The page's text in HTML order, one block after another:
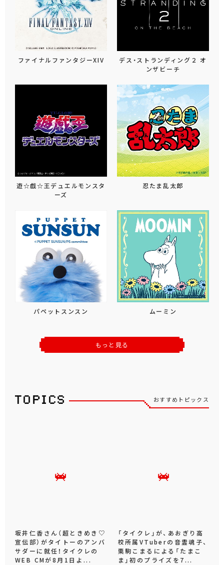
ファイナルファンタジーXIV
デス・ストランディング２ オ
ンザビーチ
遊☆戯☆王デュエルモンスタ
ーズ
忍たま乱太郎
パペットスンスン ムーミン
もっと見る
おすすめトピックス
坂井仁香さん（超ときめき♡
宣伝部）がタイトーのアンバ
サダーに就任！タイクレの
WEB CMが8月1日よ...
「タイクレ」が、あおぎり高
校所属VTuberの音霊魂子、
栗駒こまるによる「たまこ
ま」初のプライズを7...